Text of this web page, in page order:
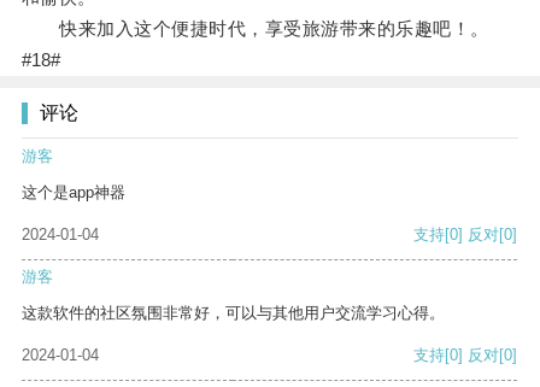
快来加入这个便捷时代，享受旅游带来的乐趣吧！。
#18#
评论
游客
这个是app神器
2024-01-04 支持[0] 反对[0]
游客
这款软件的社区氛围非常好，可以与其他用户交流学习心得。
2024-01-04 支持[0] 反对[0]